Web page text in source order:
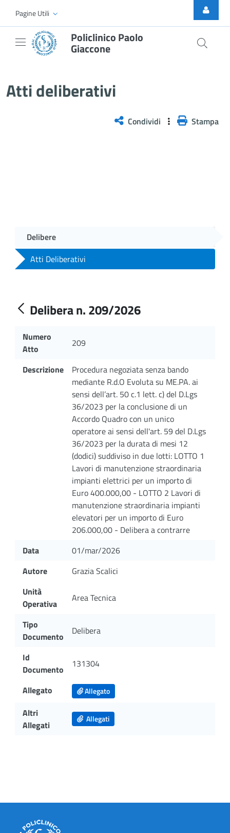
Skip to Main Content
Pagine Utili
Policlinico Paolo
Giaccone
Atti deliberativi
Condividi Stampa
Delibere
Atti Deliberativi
Delibera n. 209/2026
Numero
Atto
209
Descrizione
Procedura negoziata senza bando
mediante R.d.O Evoluta su ME.PA. ai
sensi dell’art. 50 c.1 lett. c) del D.Lgs
36/2023 per la conclusione di un
Accordo Quadro con un unico
operatore ai sensi dell'art. 59 del D.Lgs
36/2023 per la durata di mesi 12
(dodici) suddiviso in due lotti: LOTTO 1
Lavori di manutenzione straordinaria
impianti elettrici per un importo di
Euro 400.000,00 - LOTTO 2 Lavori di
manutenzione straordinaria impianti
elevatori per un importo di Euro
206.000,00 - Delibera a contrarre
Data
01/mar/2026
Autore
Grazia Scalici
Unità
Operativa
Area Tecnica
Tipo
Documento
Delibera
Id
Documento
131304
Allegato Allegato
Altri
Allegati
Allegati